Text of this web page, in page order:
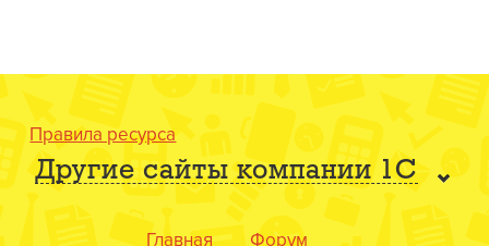
Правила ресурса
Другие сайты компании 1С
Главная Форум